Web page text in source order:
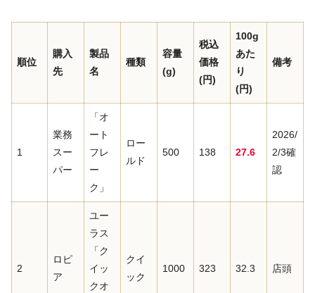
順位
購入
先
製品
名
種類
容量
(g)
税込
価格
(円)
100g
あた
り
(円)
備考
1
業務
スー
パー
「オ
ート
フレ
ー
ク」
ロー
ルド
500 138 27.6
2026/
2/3確
認
2
ロピ
ア
ユー
ラス
「ク
イッ
クオ
クイ
ック
1000 323 32.3 店頭